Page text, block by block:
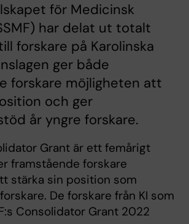
för Medicinsk
har delat ut totalt
forskare på Karolinska
ger både
forskare möjligheten att
och ger
år yngre forskare.
Grant är ett femårigt
framstående forskare
stärka sin position som
De forskare från KI som
Consolidator Grant 2022